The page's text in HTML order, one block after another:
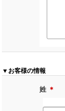
▼お客様の情報
姓 ＊